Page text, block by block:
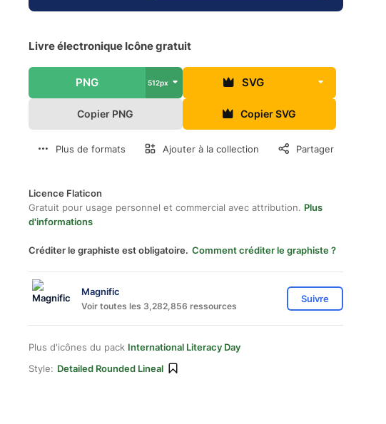
Livre électronique Icône gratuit
PNG 512px SVG
Copier PNG Copier SVG
Plus de formats Ajouter à la collection Partager
Licence Flaticon
Gratuit pour usage personnel et commercial avec attribution. Plus
d'informations
Créditer le graphiste est obligatoire. Comment créditer le graphiste ?
Magnific
Voir toutes les 3,282,856 ressources
Suivre
Plus d'icônes du pack International Literacy Day
Style: Detailed Rounded Lineal